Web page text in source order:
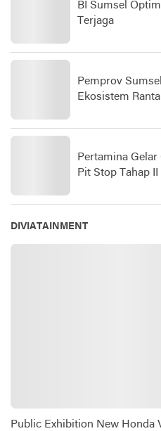
BI Sumsel
Terjaga
Pemprov
Ekosistem
Pertamina Gelar
Pit Stop Tahap II
DIVIATAINMENT
Public Exhibition New Honda